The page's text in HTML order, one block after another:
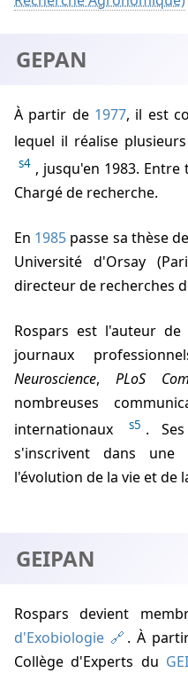
GEPAN
À partir de 1977, il est
lequel il réalise
s4 , jusqu'en 1983. Entre
Chargé de recherche.
En 1985 passe sa thèse
Université d'Orsay
directeur de recherches
Rospars est l'auteur de 70 articles parus dans des
journaux
Neuroscience, PLoS
nombreuses
internationaux
s5 .
s'inscrivent dans
l'évolution de la vie et de
GEIPAN
Rospars devient
d'Exobiologie
. À
Collège d'Experts du